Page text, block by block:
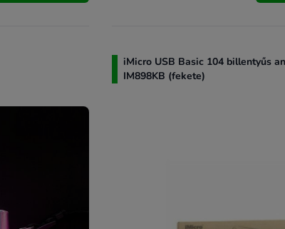
iMicro USB Basic 104 billentyűs
IM898KB (fekete)